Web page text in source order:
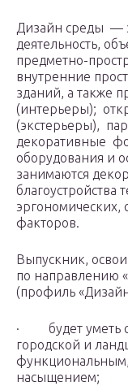
Дизайн среды —
деятельность,
предметно-
внутренние
зданий, а также
(интерьеры);
(экстерьеры),
декоративные
оборудования и
занимаются
благоустройства
эргономических,
факторов.
Выпускник,
по направлению
(профиль
· будет уметь
городской и
насыщением;